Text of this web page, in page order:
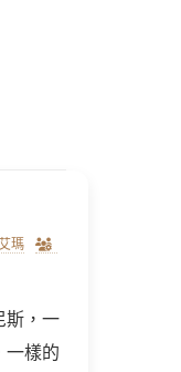
艾瑪
斯，一
一樣的